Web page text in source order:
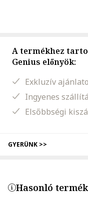
A termékhez
Genius előnyök:
Exkluzív
Ingyenes
Elsőbbségi
GYERÜNK >>
Hasonló